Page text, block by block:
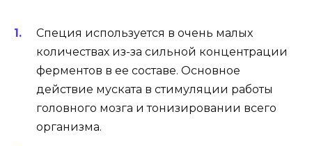
Специя используется в очень малых
количествах из-за сильной концентрации
ферментов в ее составе. Основное
действие муската в стимуляции работы
головного мозга и тонизировании всего
организма.